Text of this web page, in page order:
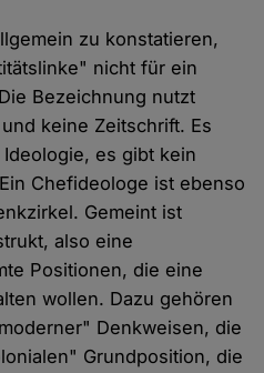
zu konstatieren,
nicht für ein
Bezeichnung nutzt
keine Zeitschrift. Es
es gibt kein
Chefideologe ist ebenso
Gemeint ist
also eine
Positionen, die eine
wollen. Dazu gehören
Denkweisen, die
Grundposition, die